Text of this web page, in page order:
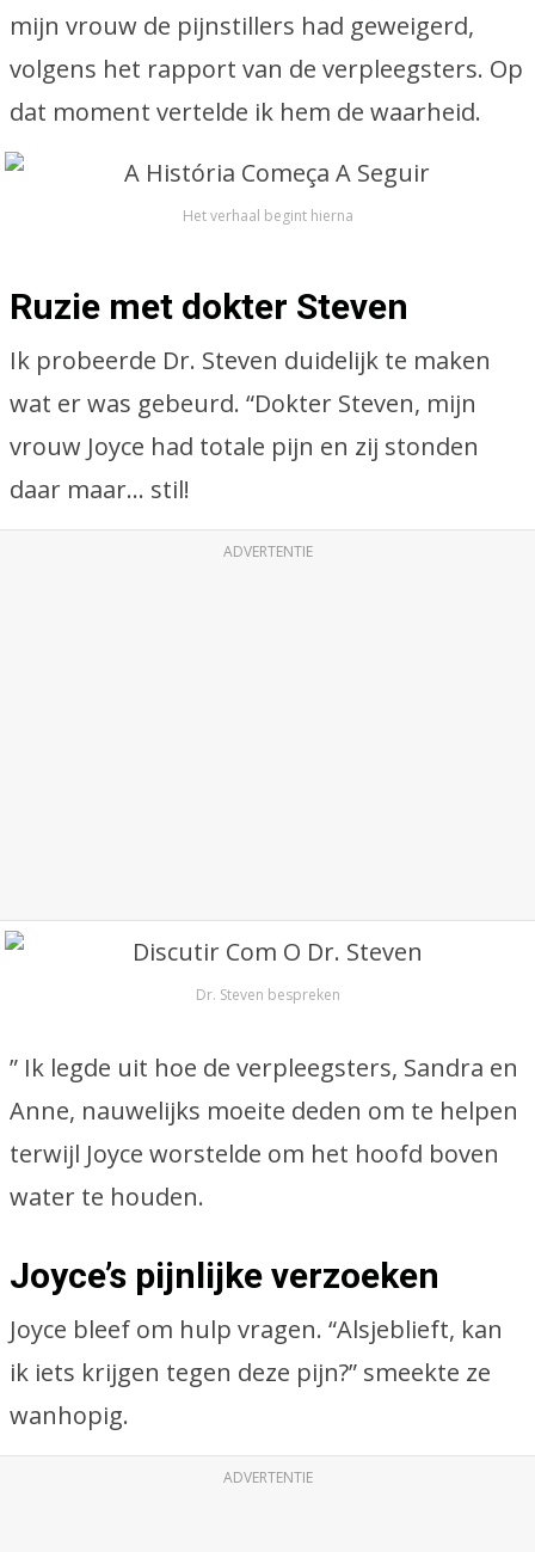
mijn vrouw de pijnstillers had geweigerd,
volgens het rapport van de verpleegsters. Op
dat moment vertelde ik hem de waarheid.
Het verhaal begint hierna
Ruzie met dokter Steven
Ik probeerde Dr. Steven duidelijk te maken
wat er was gebeurd. “Dokter Steven, mijn
vrouw Joyce had totale pijn en zij stonden
daar maar… stil!
ADVERTENTIE
Dr. Steven bespreken
” Ik legde uit hoe de verpleegsters, Sandra en
Anne, nauwelijks moeite deden om te helpen
terwijl Joyce worstelde om het hoofd boven
water te houden.
Joyce’s pijnlijke verzoeken
Joyce bleef om hulp vragen. “Alsjeblieft, kan
ik iets krijgen tegen deze pijn?” smeekte ze
wanhopig.
ADVERTENTIE